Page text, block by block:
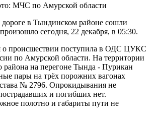
МЧС по Амурской области
в Тындинском районе сошли
сегодня, 22 декабря, в 05:30.
происшествии поступила в ОДС ЦУКС
по Амурской области. На территории
района на перегоне Тында - Пурикан
пары на трёх порожних вагонах
№ 2796. Опрокидывания не
и погибших нет.
полотно и габариты пути не